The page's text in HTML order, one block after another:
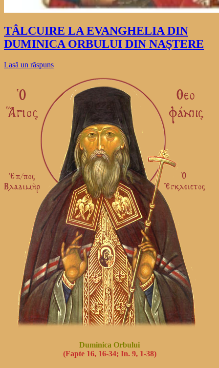
TÂLCUIRE LA EVANGHELIA DIN
DUMINICA ORBULUI DIN NAŞTERE
Lasă un răspuns
Duminica Orbului
(Fapte 16, 16-34; In. 9, 1-38)